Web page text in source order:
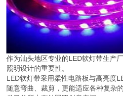
作为汕头地区专业的LED软灯带生产
照明设计的重要性。
LED软灯带采用柔性电路板与高亮度
随意弯曲、裁剪，更能适应各种复杂